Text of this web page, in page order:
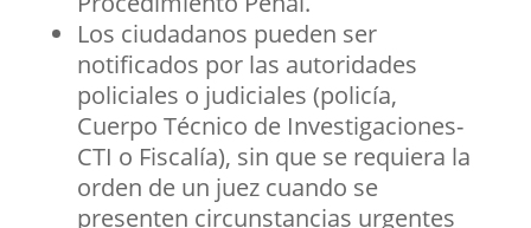
Los ciudadanos pueden ser
notificados por las autoridades
policiales o judiciales (policía,
Cuerpo Técnico de Investigaciones-
CTI o Fiscalía), sin que se requiera la
orden de un juez cuando se
presenten circunstancias urgentes